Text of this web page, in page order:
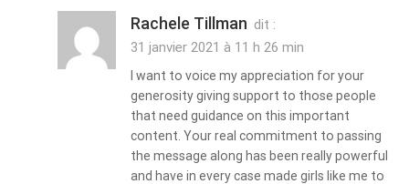
Rachele Tillman dit :
31 janvier 2021 à 11 h 26 min
I want to voice my appreciation for your
generosity giving support to those people
that need guidance on this important
content. Your real commitment to passing
the message along has been really powerful
and have in every case made girls like me to